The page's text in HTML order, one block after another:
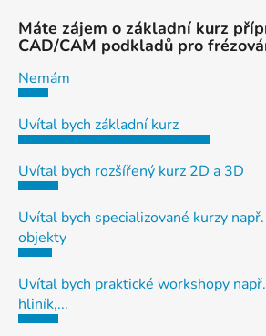
Máte zájem o základní kurz
CAD/CAM podkladů pro
Nemám
Uvítal bych základní kurz
Uvítal bych rozšířený kurz 2D a 3D
Uvítal bych specializované kurzy
objekty
Uvítal bych praktické workshopy
hliník,...